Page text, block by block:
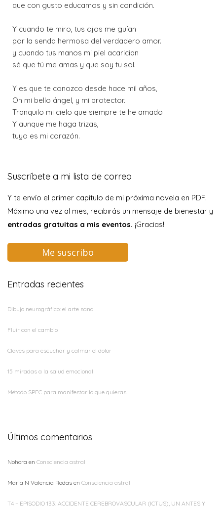
que con gusto educamos y sin condición.
Y cuando te miro, tus ojos me guían
por la senda hermosa del verdadero amor.
y cuando tus manos mi piel acarician
sé que tú me amas y que soy tu sol.
Y es que te conozco desde hace mil años,
Oh mi bello ángel, y mi protector.
Tranquilo mi cielo que siempre te he amado
Y aunque me haga trizas,
tuyo es mi corazón.
Suscríbete a mi lista de correo
Y te envío el primer capítulo de mi próxima novela en PDF.
Máximo una vez al mes, recibirás un mensaje de bienestar y
entradas gratuitas a mis eventos. ¡Gracias!
Me suscribo
Entradas recientes
Dibujo neurográfico: el arte sana
Fluir con el cambio
Claves para escuchar y calmar el dolor
15 miradas a la salud emocional
Método SPEC para manifestar lo que quieras
Últimos comentarios
Nohora en Consciencia astral
Maria N Valencia Rodas en Consciencia astral
T4 – EPISODIO 133: ACCIDENTE CEREBROVASCULAR (ICTUS), UN ANTES Y